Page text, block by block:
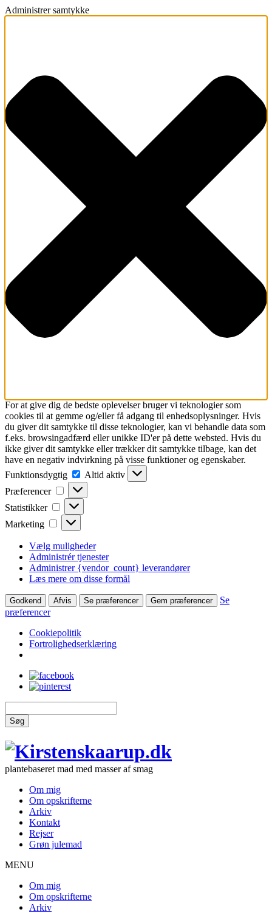
Administrer samtykke
For at give dig de bedste oplevelser bruger vi teknologier som
cookies til at gemme og/eller få adgang til enhedsoplysninger. Hvis
du giver dit samtykke til disse teknologier, kan vi behandle data som
f.eks. browsingadfærd eller unikke ID'er på dette websted. Hvis du
ikke giver dit samtykke eller trækker dit samtykke tilbage, kan det
have en negativ indvirkning på visse funktioner og egenskaber.
Funktionsdygtig
Funktionsdygtig
Altid aktiv
Præferencer
Præferencer
Statistikker Statistikker
Marketing Marketing
Vælg muligheder
Administrér tjenester
Administrer {vendor_count} leverandører
Læs mere om disse formål
Godkend Afvis Se præferencer Gem præferencer
Se
præferencer
Cookiepolitik
Fortrolighedserklæring
Søg
plantebaseret mad med masser af smag
Om mig
Om opskrifterne
Arkiv
Kontakt
Rejser
Grøn julemad
MENU
Om mig
Om opskrifterne
Arkiv